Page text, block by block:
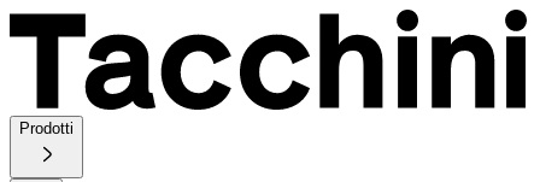
Prodotti